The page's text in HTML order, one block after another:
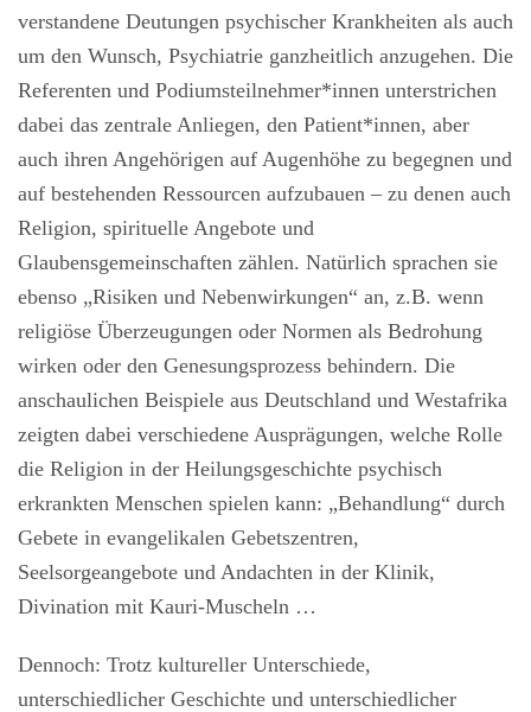
verstandene Deutungen psychischer Krankheiten als auch
um den Wunsch, Psychiatrie ganzheitlich anzugehen. Die
Referenten und Podiumsteilnehmer*innen unterstrichen
dabei das zentrale Anliegen, den Patient*innen, aber
auch ihren Angehörigen auf Augenhöhe zu begegnen und
auf bestehenden Ressourcen aufzubauen – zu denen auch
Religion, spirituelle Angebote und
Glaubensgemeinschaften zählen. Natürlich sprachen sie
ebenso „Risiken und Nebenwirkungen“ an, z.B. wenn
religiöse Überzeugungen oder Normen als Bedrohung
wirken oder den Genesungsprozess behindern. Die
anschaulichen Beispiele aus Deutschland und Westafrika
zeigten dabei verschiedene Ausprägungen, welche Rolle
die Religion in der Heilungsgeschichte psychisch
erkrankten Menschen spielen kann: „Behandlung“ durch
Gebete in evangelikalen Gebetszentren,
Seelsorgeangebote und Andachten in der Klinik,
Divination mit Kauri-Muscheln …
Dennoch: Trotz kultureller Unterschiede,
unterschiedlicher Geschichte und unterschiedlicher